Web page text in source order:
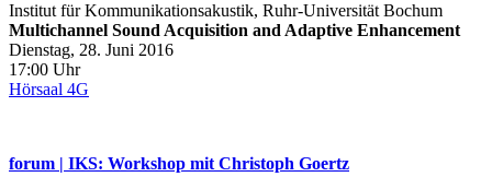
Institut für Kommunikationsakustik, Ruhr-Universität Bochum
Multichannel Sound Acquisition and Adaptive Enhancement
Dienstag, 28. Juni 2016
17:00 Uhr
Hörsaal 4G
forum | IKS: Workshop mit Christoph Goertz